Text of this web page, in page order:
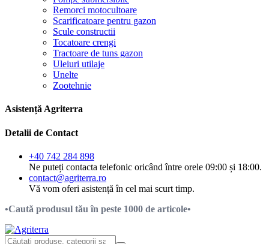
Remorci motocultoare
Scarificatoare pentru gazon
Scule constructii
Tocatoare crengi
Tractoare de tuns gazon
Uleiuri utilaje
Unelte
Zootehnie
Asistență Agriterra
Detalii de Contact
+40 742 284 898
Ne puteți contacta telefonic oricând între orele 09:00 și 18:00.
contact@agriterra.ro
Vă vom oferi asistență în cel mai scurt timp.
•Caută produsul tău în peste 1000 de articole•